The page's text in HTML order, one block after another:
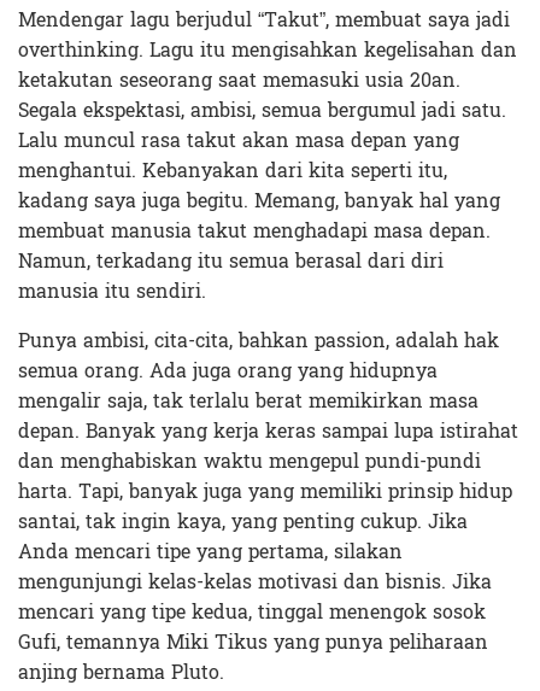
Mendengar lagu berjudul “Takut”, membuat saya jadi
overthinking. Lagu itu mengisahkan kegelisahan dan
ketakutan seseorang saat memasuki usia 20an.
Segala ekspektasi, ambisi, semua bergumul jadi satu.
Lalu muncul rasa takut akan masa depan yang
menghantui. Kebanyakan dari kita seperti itu,
kadang saya juga begitu. Memang, banyak hal yang
membuat manusia takut menghadapi masa depan.
Namun, terkadang itu semua berasal dari diri
manusia itu sendiri.
Punya ambisi, cita-cita, bahkan passion, adalah hak
semua orang. Ada juga orang yang hidupnya
mengalir saja, tak terlalu berat memikirkan masa
depan. Banyak yang kerja keras sampai lupa istirahat
dan menghabiskan waktu mengepul pundi-pundi
harta. Tapi, banyak juga yang memiliki prinsip hidup
santai, tak ingin kaya, yang penting cukup. Jika
Anda mencari tipe yang pertama, silakan
mengunjungi kelas-kelas motivasi dan bisnis. Jika
mencari yang tipe kedua, tinggal menengok sosok
Gufi, temannya Miki Tikus yang punya peliharaan
anjing bernama Pluto.